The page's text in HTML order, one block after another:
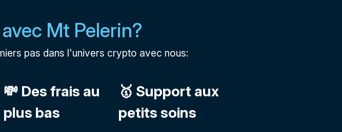
Mt Pelerin?
pas dans l'univers crypto avec nous:
💸 Des frais au
plus bas
🥇 Support aux
petits soins